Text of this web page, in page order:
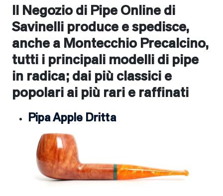
Il Negozio di Pipe Online di
Savinelli produce e spedisce,
anche a Montecchio Precalcino,
tutti i principali modelli di pipe
in radica; dai più classici e
popolari ai più rari e raffinati
Pipa Apple Dritta